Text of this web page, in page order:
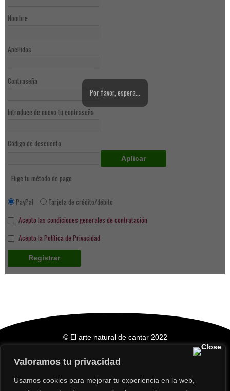
Valoramos tu privacidad
Usamos cookies para mejorar tu experiencia en la web,
Nombre
Apellidos
Contraseña
Introduce de nuevo tu contraseña
Código de descuento
Aplicar
Elige tu método de pago
PayPal
Tarjeta de crédito/débito
Acepto las condiciones generales de contratación
Acepto la Política de Privacidad
Por favor, espera…
© El arte natural de cantar 2022
Condiciones generales|